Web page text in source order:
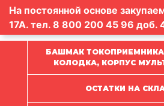
На постоянной основе
17А. тел. 8 800 200 45 96 доб.
БАШМАК
КОЛОДКА, КОРПУС
ОСТАТКИ НА